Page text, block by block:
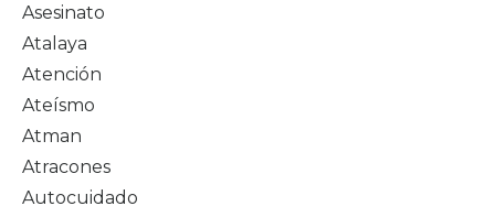
Asesinato
Atalaya
Atención
Ateísmo
Atman
Atracones
Autocuidado